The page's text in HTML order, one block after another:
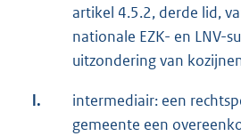
artikel 4.5.2, derde lid,
nationale EZK- en LNV-
uitzondering van
l.
intermediair: een
gemeente een